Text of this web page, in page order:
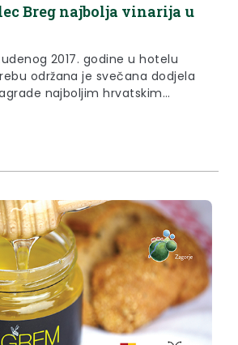
Breg najbolja vinarija u
2017. godine u hotelu
održana je svečana dodjela
najboljim hrvatskim
promicanjem eno-gastronomije i